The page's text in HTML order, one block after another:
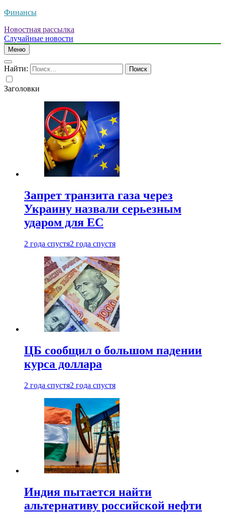
Финансы
Новостная рассылка
Случайные новости
Меню
Найти:
Заголовки
Запрет транзита газа через
Украину назвали серьезным
ударом для ЕС
2 года спустя2 года спустя
ЦБ сообщил о большом падении
курса доллара
2 года спустя2 года спустя
Индия пытается найти
альтернативу российской нефти